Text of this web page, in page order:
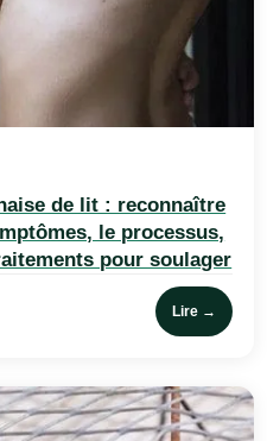
de lit : reconnaître
le processus,
pour soulager
Lire →